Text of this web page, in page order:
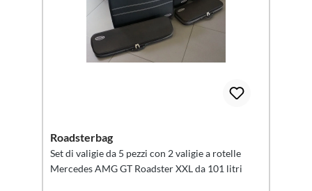
Roadsterbag
Set di valigie da 5 pezzi con 2 valigie a rotelle
Mercedes AMG GT Roadster XXL da 101 litri